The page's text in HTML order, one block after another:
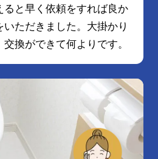
ると早く依頼をすれば良か
ただきました。大掛かり
換ができて何よりです。